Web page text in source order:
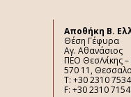
Aποθήκη Β.
Θέση Γέφυρα
Αγ. Αθανάσιος
ΠΕΟ Θεσ/νίκης
570 11,
Τ: +30 2310
F: +30 2310